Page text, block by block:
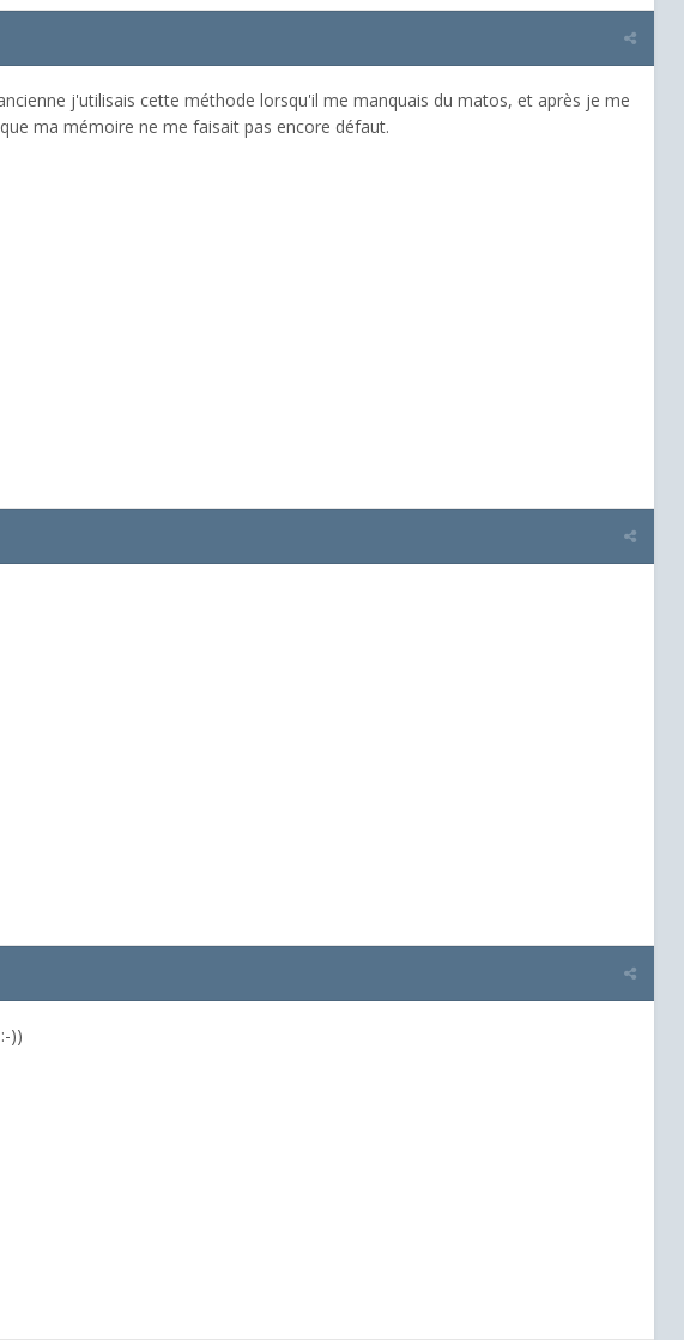
j'utilisais cette méthode lorsqu'il me manquais du matos, et après je me
ma mémoire ne me faisait pas encore défaut.
))